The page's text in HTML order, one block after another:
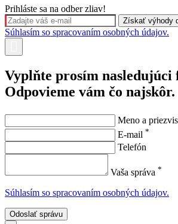
Prihláste sa na odber zliav!
Súhlasím so spracovaním osobných údajov.
Vyplňte prosím nasledujúci
Odpovieme vám čo najskôr.
Meno a
E-mail *
Telefón
Vaša správa *
Súhlasím so spracovaním osobných údajov.